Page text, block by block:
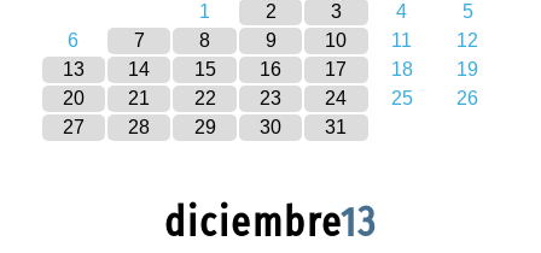
1 2 3 4
5
6
7 8 9 10 11
12
13
14 15 16 17 18
19
20
21 22 23 24 25
26
27
28 29 30 31
diciembre13